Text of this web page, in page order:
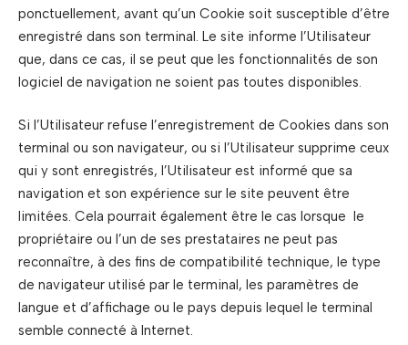
ponctuellement, avant qu’un Cookie soit susceptible d’être
enregistré dans son terminal. Le site informe l’Utilisateur
que, dans ce cas, il se peut que les fonctionnalités de son
logiciel de navigation ne soient pas toutes disponibles.
Si l’Utilisateur refuse l’enregistrement de Cookies dans son
terminal ou son navigateur, ou si l’Utilisateur supprime ceux
qui y sont enregistrés, l’Utilisateur est informé que sa
navigation et son expérience sur le site peuvent être
limitées. Cela pourrait également être le cas lorsque le
propriétaire ou l’un de ses prestataires ne peut pas
reconnaître, à des fins de compatibilité technique, le type
de navigateur utilisé par le terminal, les paramètres de
langue et d’affichage ou le pays depuis lequel le terminal
semble connecté à Internet.